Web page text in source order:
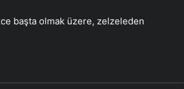
başta olmak üzere, zelzeleden